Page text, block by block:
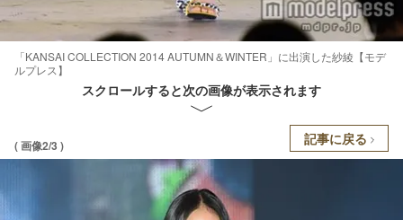
「KANSAI COLLECTION 2014 AUTUMN＆WINTER」に出演した紗綾【モデ
ルプレス】
スクロールすると次の画像が表示されます
( 画像2/3 ) 記事に戻る